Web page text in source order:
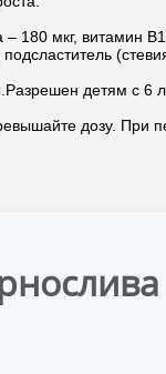
180 мкг, витамин
детям с 6
дозу. При